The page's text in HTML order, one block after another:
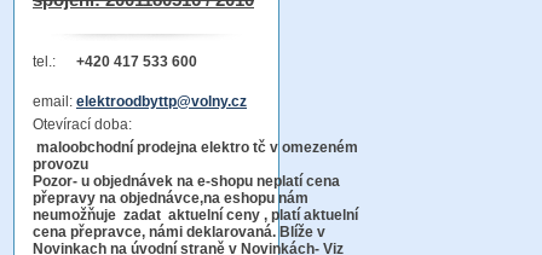
tel.: +420 417 533 600
email: elektroodbyttp@volny.cz
Otevírací doba:
maloobchodní prodejna elektro tč v omezeném
provozu
Pozor- u objednávek na e-shopu neplatí cena
přepravy na objednávce,na eshopu nám
neumožňuje zadat aktuelní ceny , platí aktuelní
cena přepravce, námi deklarovaná. Blíže v
Novinkach na úvodní straně v Novinkách- Viz